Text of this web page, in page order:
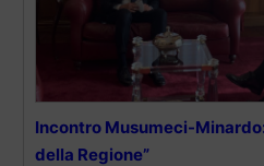
Incontro Musumeci-
della Regione”